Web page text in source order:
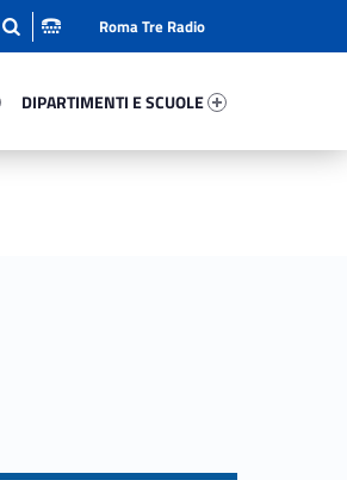
DIPARTIMENTI E SCUOLE
Roma Tre Radio